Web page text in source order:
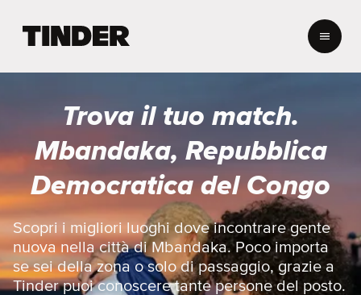
i
i
d
Trova il tuo match.
Mbandaka, Repubblica
Democratica del Congo
Scopri i migliori luoghi dove incontrare gente
nuova nella città di Mbandaka. Poco importa
se sei della zona o solo di passaggio, grazie a
Tinder puoi conoscere tante persone del posto.